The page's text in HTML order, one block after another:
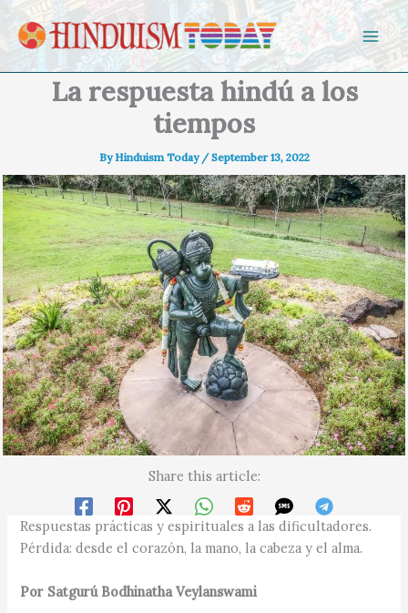
Skip to content
La respuesta hindú a los
tiempos
ByHinduism Today /September 13, 2022
Share this article:
Respuestas prácticas y espirituales a las dificultadores.
Pérdida: desde el corazón, la mano, la cabeza y el alma.
Por Satgurú Bodhinatha Veylanswami